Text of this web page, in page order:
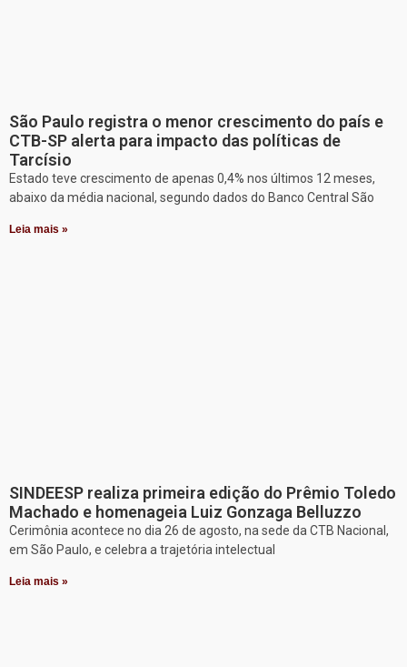
São Paulo registra o menor crescimento do país e
CTB-SP alerta para impacto das políticas de
Tarcísio
Estado teve crescimento de apenas 0,4% nos últimos 12 meses,
abaixo da média nacional, segundo dados do Banco Central São
Leia mais »
SINDEESP realiza primeira edição do Prêmio Toledo
Machado e homenageia Luiz Gonzaga Belluzzo
Cerimônia acontece no dia 26 de agosto, na sede da CTB Nacional,
em São Paulo, e celebra a trajetória intelectual
Leia mais »